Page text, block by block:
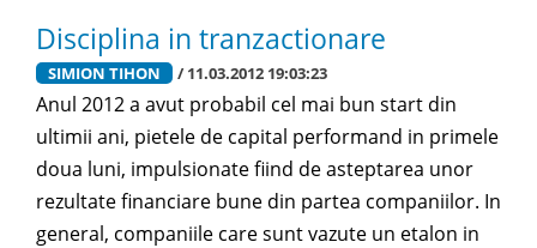
Disciplina in tranzactionare
SIMION TIHON / 11.03.2012 19:03:23
Anul 2012 a avut probabil cel mai bun start din
ultimii ani, pietele de capital performand in primele
doua luni, impulsionate fiind de asteptarea unor
rezultate financiare bune din partea companiilor. In
general, companiile care sunt vazute un etalon in